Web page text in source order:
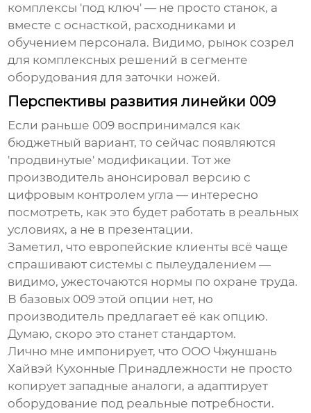
комплексы 'под ключ' — не просто станок, а
вместе с оснасткой, расходниками и
обучением персонала. Видимо, рынок созрел
для комплексных решений в сегменте
оборудования для заточки ножей.
Перспективы развития линейки 009
Если раньше 009 воспринимался как
бюджетный вариант, то сейчас появляются
'продвинутые' модификации. Тот же
производитель анонсировал версию с
цифровым контролем угла — интересно
посмотреть, как это будет работать в реальных
условиях, а не в презентации.
Заметил, что европейские клиенты всё чаще
спрашивают системы с пылеудалением —
видимо, ужесточаются нормы по охране труда.
В базовых 009 этой опции нет, но
производитель предлагает её как опцию.
Думаю, скоро это станет стандартом.
Лично мне импонирует, что ООО Чжуншань
Хайвэй Кухонные Принадлежности не просто
копирует западные аналоги, а адаптирует
оборудование под реальные потребности.